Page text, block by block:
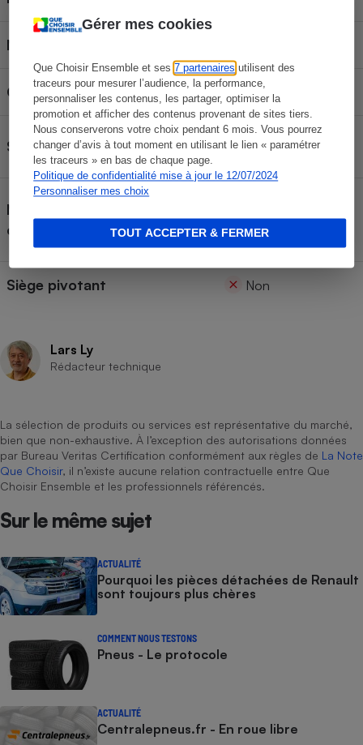
Gérer mes cookies
Que Choisir Ensemble et ses7 partenaires utilisent des
traceurs pour mesurer l’audience, la performance,
personnaliser les contenus, les partager, optimiser la
promotion et afficher des contenus provenant de sites tiers.
Nous conserverons votre choix pendant 6 mois. Vous pourrez
changer d’avis à tout moment en utilisant le lien « paramétrer
les traceurs » en bas de chaque page.
Politique de confidentialité mise à jour le 12/07/2024
Personnaliser mes choix
TOUT ACCEPTER & FERMER
Norme d'homologation
Groupe ou équivalent Groupe 2/3
Siège homologué pour
Enfant de 100 à 150
Mode d'installation de la
configuration testée
optionel
Siège pivotant Non
Lars Ly
Rédacteur technique
La sélection de produits ou services est représentative du marché,
bien que non-exhaustive. À l’exception des autorisations données
par Bureau Veritas Certification conformément aux règles de La Note
Que Choisir, il n’existe aucune relation contractuelle entre Que
Choisir Ensemble et les professionnels référencés.
Sur le même sujet
ACTUALITÉ
Pourquoi les pièces détachées de Renault
sont toujours plus chères
COMMENT NOUS TESTONS
Pneus - Le protocole
ACTUALITÉ
Centralepneus.fr - En roue libre